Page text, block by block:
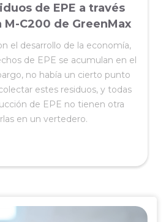
de EPE a través
C200 de GreenMax
el desarrollo de la economía,
de EPE se acumulan en el
no había un cierto punto
estes residuos, y todas
de EPE no tienen otra
en un vertedero.